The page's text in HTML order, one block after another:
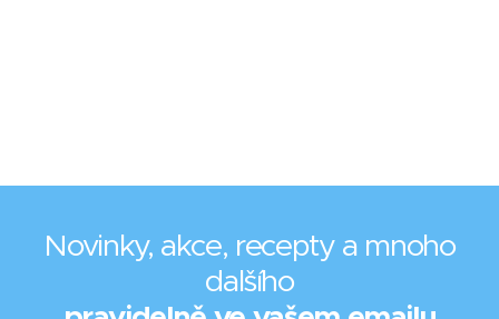
Novinky, akce, recepty a mnoho
dalšího